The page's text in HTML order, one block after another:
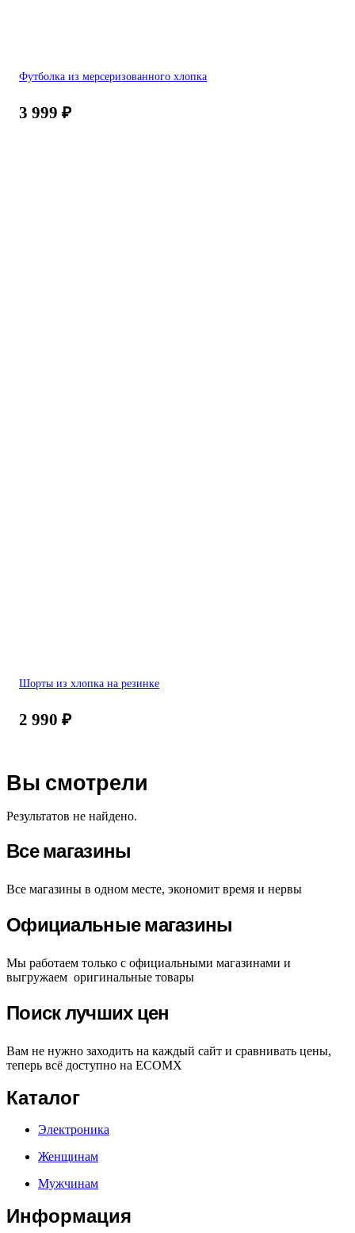
Футболка из мерсеризованного хлопка
3 999 ₽
Шорты из хлопка на резинке
2 990 ₽
Вы смотрели
Результатов не найдено.
Все магазины
Все магазины в одном месте, экономит время и нервы
Официальные магазины
Мы работаем только с официальными магазинами и
выгружаем оригинальные товары
Поиск лучших цен
Вам не нужно заходить на каждый сайт и сравнивать цены,
теперь всё доступно на ECOMX
Каталог
Электроника
Женщинам
Мужчинам
Информация